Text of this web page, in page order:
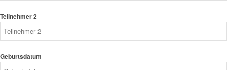
Teilnehmer 2
Geburtsdatum